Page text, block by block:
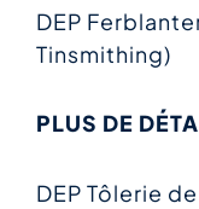
DEP
Tinsmithing)
PLUS DE
DEP Tôlerie